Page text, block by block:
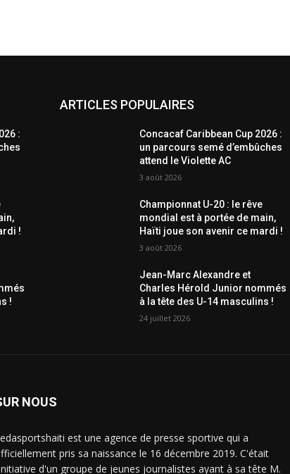
:
!
!
ARTICLES POPULAIRES
Concacaf Caribbean Cup 2026 :
un parcours semé d’embûches
attend le Violette AC
3 août 2026
Championnat U-20 : le rêve
mondial est à portée de main,
Haïti joue son avenir ce mardi !
3 août 2026
Jean-Marc Alexandre et
Charles Hérold Junior nommés
à la tête des U-14 masculins !
24 juillet 2026
NOUS
est une agence de presse sportive qui a
pris sa naissance le 16 décembre 2019. C'était
d'un groupe de jeunes journalistes ayant à sa tête M.